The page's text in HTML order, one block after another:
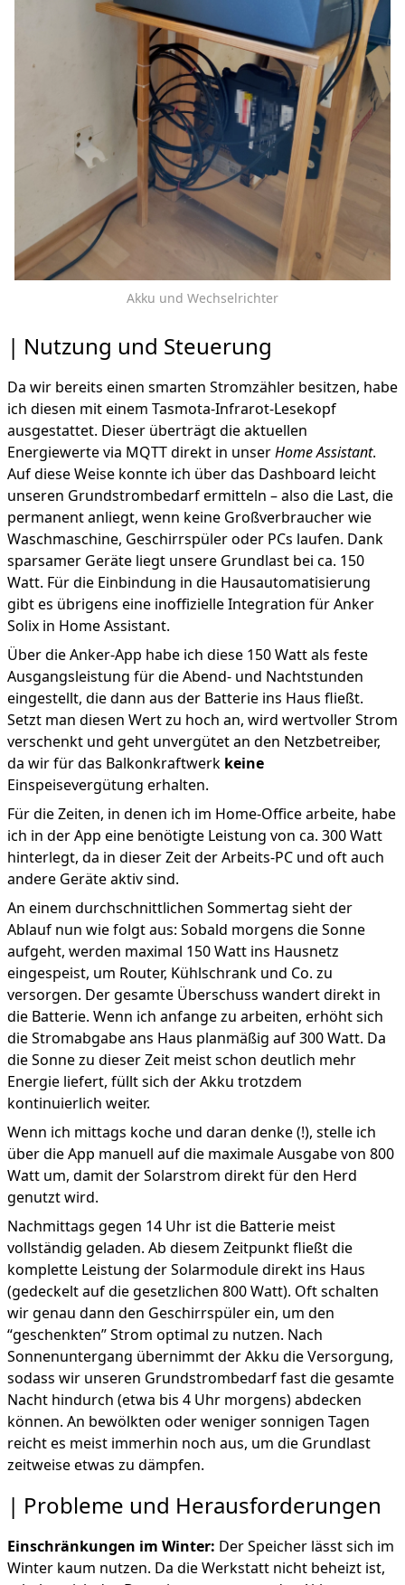
Akku und Wechselrichter
Nutzung und Steuerung
Da wir bereits einen smarten Stromzähler besitzen, habe
ich diesen mit einem Tasmota-Infrarot-Lesekopf
ausgestattet. Dieser überträgt die aktuellen
Energiewerte via MQTT direkt in unserHome Assistant.
Auf diese Weise konnte ich über das Dashboard leicht
unseren Grundstrombedarf ermitteln – also die Last, die
permanent anliegt, wenn keine Großverbraucher wie
Waschmaschine, Geschirrspüler oder PCs laufen. Dank
sparsamer Geräte liegt unsere Grundlast bei ca. 150
Watt. Für die Einbindung in die Hausautomatisierung
gibt es übrigens eine inoffizielle Integration für Anker
Solix in Home Assistant.
Über die Anker-App habe ich diese 150 Watt als feste
Ausgangsleistung für die Abend- und Nachtstunden
eingestellt, die dann aus der Batterie ins Haus fließt.
Setzt man diesen Wert zu hoch an, wird wertvoller Strom
verschenkt und geht unvergütet an den Netzbetreiber,
da wir für das Balkonkraftwerk keine
Einspeisevergütung erhalten.
Für die Zeiten, in denen ich im Home-Office arbeite, habe
ich in der App eine benötigte Leistung von ca. 300 Watt
hinterlegt, da in dieser Zeit der Arbeits-PC und oft auch
andere Geräte aktiv sind.
An einem durchschnittlichen Sommertag sieht der
Ablauf nun wie folgt aus: Sobald morgens die Sonne
aufgeht, werden maximal 150 Watt ins Hausnetz
eingespeist, um Router, Kühlschrank und Co. zu
versorgen. Der gesamte Überschuss wandert direkt in
die Batterie. Wenn ich anfange zu arbeiten, erhöht sich
die Stromabgabe ans Haus planmäßig auf 300 Watt. Da
die Sonne zu dieser Zeit meist schon deutlich mehr
Energie liefert, füllt sich der Akku trotzdem
kontinuierlich weiter.
Wenn ich mittags koche und daran denke (!), stelle ich
über die App manuell auf die maximale Ausgabe von 800
Watt um, damit der Solarstrom direkt für den Herd
genutzt wird.
Nachmittags gegen 14 Uhr ist die Batterie meist
vollständig geladen. Ab diesem Zeitpunkt fließt die
komplette Leistung der Solarmodule direkt ins Haus
(gedeckelt auf die gesetzlichen 800 Watt). Oft schalten
wir genau dann den Geschirrspüler ein, um den
“geschenkten” Strom optimal zu nutzen. Nach
Sonnenuntergang übernimmt der Akku die Versorgung,
sodass wir unseren Grundstrombedarf fast die gesamte
Nacht hindurch (etwa bis 4 Uhr morgens) abdecken
können. An bewölkten oder weniger sonnigen Tagen
reicht es meist immerhin noch aus, um die Grundlast
zeitweise etwas zu dämpfen.
Probleme und Herausforderungen
Einschränkungen im Winter: Der Speicher lässt sich im
Winter kaum nutzen. Da die Werkstatt nicht beheizt ist,